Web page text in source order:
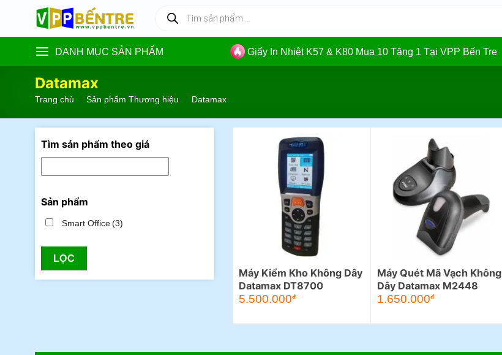
content
kiếm
phẩm
DANH MỤC SẢN PHẨM Giấy In Nhiệt K57 & K80 Mua 10 Tặng 1 Tại VPP Bến Tre
Datamax
Trang chủ Sản phẩm Thương hiệu Datamax
Tìm sản phẩm theo giá
Sản phẩm
Smart Office(3)
LỌC
Máy Kiểm Kho Không Dây
Datamax DT8700
5.500.000đ
Máy Quét Mã Vạch Không
Dây Datamax M2448
1.650.000đ